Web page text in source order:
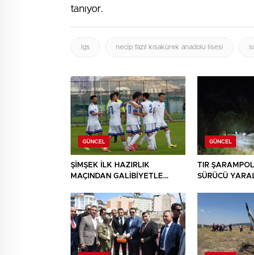
tanıyor.
lgs necip fazıl kısakürek anadolu lisesi
GÜNCEL
ŞİMŞEK İLK HAZIRLIK
MAÇINDAN GALİBİYETLE
GÜNCEL
TIR
SÜRÜCÜ